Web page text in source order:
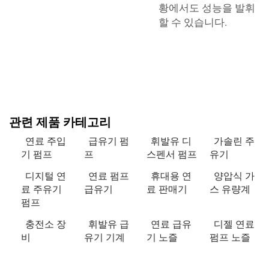
황에서도 성능을 발휘
할 수 있습니다.
관련 제품 카테고리
연료 주입
기 펌프
급유기 펌
프
휘발유 디
스펜서 펌프
가솔린 주
유기
디지털 연
료 주유기
펌프
연료 펌프
급유기
휴대용 연
료 판매기
양압식 가
스 유량계
충전소 장
비
휘발유 급
유기 기계
연료 급유
기 노즐
디젤 연료
펌프 노즐